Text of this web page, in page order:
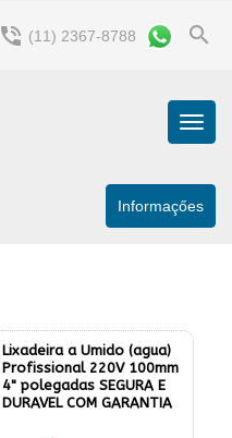
search
phone_in_talk (11) 2367-8788
Menu
Informaçőes
Lixadeira a Umido (agua)
Profissional 220V 100mm
4" polegadas SEGURA E
DURAVEL COM GARANTIA